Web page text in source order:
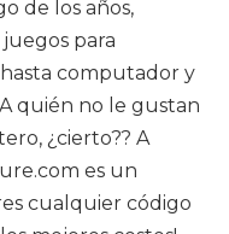
de los años,
para
hasta computador y
quién no le gustan
¿cierto?? A
es un
cualquier código